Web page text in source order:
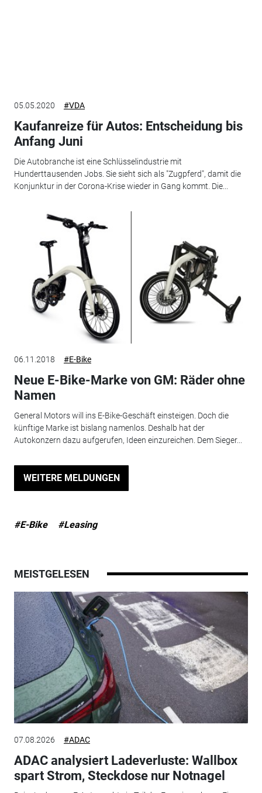
05.05.2020 #VDA
Kaufanreize für Autos: Entscheidung bis
Anfang Juni
Die Autobranche ist eine Schlüsselindustrie mit
Hunderttausenden Jobs. Sie sieht sich als "Zugpferd", damit die
Konjunktur in der Corona-Krise wieder in Gang kommt. Die...
06.11.2018 #E-Bike
Neue E-Bike-Marke von GM: Räder ohne
Namen
General Motors will ins E-Bike-Geschäft einsteigen. Doch die
künftige Marke ist bislang namenlos. Deshalb hat der
Autokonzern dazu aufgerufen, Ideen einzureichen. Dem Sieger...
WEITERE MELDUNGEN
#E-Bike #Leasing
MEISTGELESEN
07.08.2026 #ADAC
ADAC analysiert Ladeverluste: Wallbox
spart Strom, Steckdose nur Notnagel